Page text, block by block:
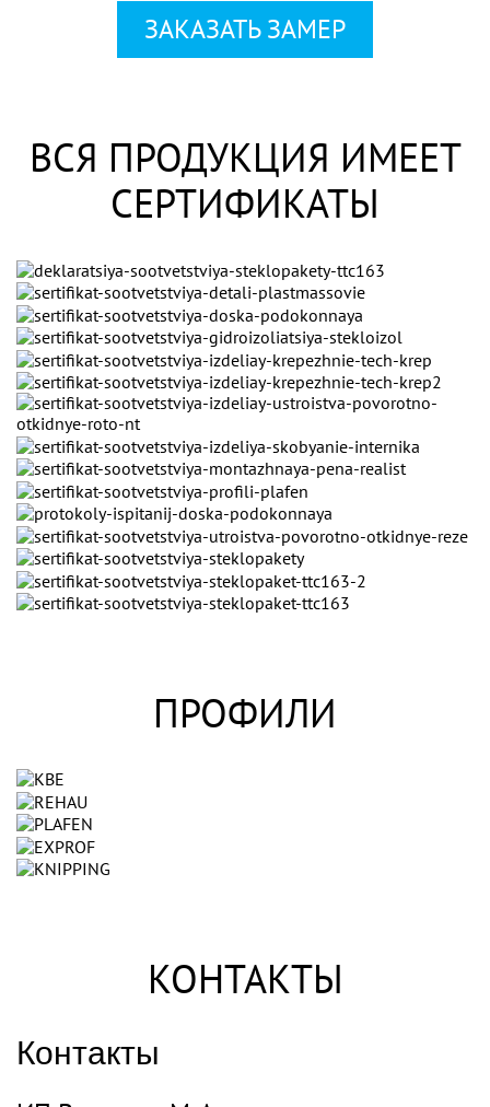
ЗАКАЗАТЬ ЗАМЕР
ВСЯ ПРОДУКЦИЯ ИМЕЕТ
СЕРТИФИКАТЫ
ПРОФИЛИ
КОНТАКТЫ
Контакты